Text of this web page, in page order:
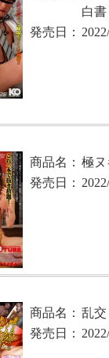
白書
発売日：
商品名： 極ヌ
発売日：
商品名： 乱
発売日：